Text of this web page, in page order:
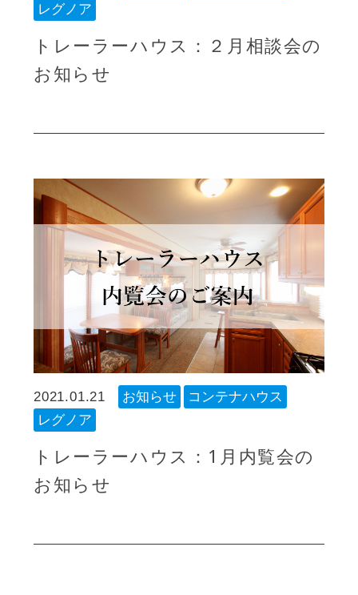
レグノア
トレーラーハウス：２月相談会の
お知らせ
2021.01.21 お知らせ
コンテナハウス
レグノア
トレーラーハウス：1月内覧会の
お知らせ